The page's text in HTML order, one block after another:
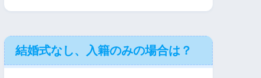
結婚式なし、入籍のみの場合は？